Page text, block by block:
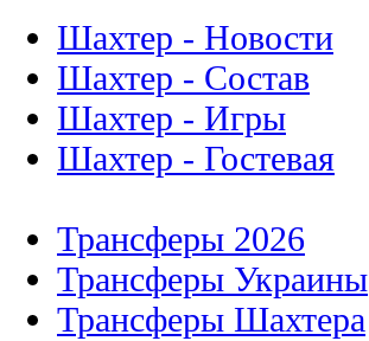
Шахтер - Новости
Шахтер - Состав
Шахтер - Игры
Шахтер - Гостевая
Трансферы 2026
Трансферы Украины
Трансферы Шахтера